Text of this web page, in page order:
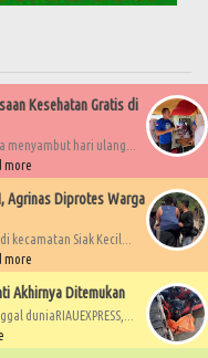
Kesehatan Gratis di
menyambut hari ulang...
more
Agrinas Diprotes Warga
kecamatan Siak Kecil...
more
Akhirnya Ditemukan
duniaRIAUEXPRESS,...